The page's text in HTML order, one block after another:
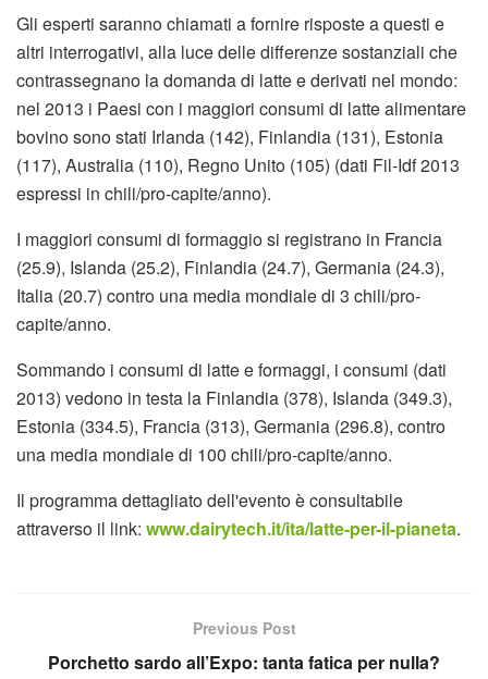
Gli esperti saranno chiamati a fornire risposte a questi e
altri interrogativi, alla luce delle differenze sostanziali che
contrassegnano la domanda di latte e derivati nel mondo:
nel 2013 i Paesi con i maggiori consumi di latte alimentare
bovino sono stati Irlanda (142), Finlandia (131), Estonia
(117), Australia (110), Regno Unito (105) (dati Fil-Idf 2013
espressi in chili/pro-capite/anno).
I maggiori consumi di formaggio si registrano in Francia
(25.9), Islanda (25.2), Finlandia (24.7), Germania (24.3),
Italia (20.7) contro una media mondiale di 3 chili/pro-
capite/anno.
Sommando i consumi di latte e formaggi, i consumi (dati
2013) vedono in testa la Finlandia (378), Islanda (349.3),
Estonia (334.5), Francia (313), Germania (296.8), contro
una media mondiale di 100 chili/pro-capite/anno.
Il programma dettagliato dell'evento è consultabile
attraverso il link: www.dairytech.it/ita/latte-per-il-pianeta.
Previous Post
Porchetto sardo all’Expo: tanta fatica per nulla?